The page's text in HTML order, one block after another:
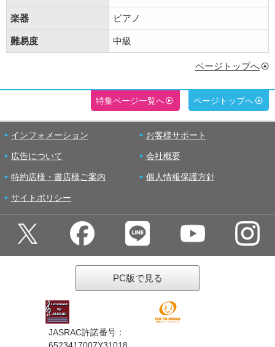
楽器 ピアノ
難易度 中級
ページトップへ
特集ページ一覧へ ページトップへ
インフォメーション お客様サポート
広告について 会社概要
特約店様・書店様ご案内 個人情報保護方針
サイトポリシー
PC版で見る
JASRAC許諾番号：